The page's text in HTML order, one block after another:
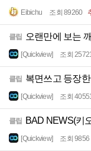
Eibichu 조회 89260
클립 오랜만에 보는
[Quickview] 조회
클립 복면쓰고 등장
[Quickview] 조회
클립 BAD NEWS(키
[Quickview] 조회 9856